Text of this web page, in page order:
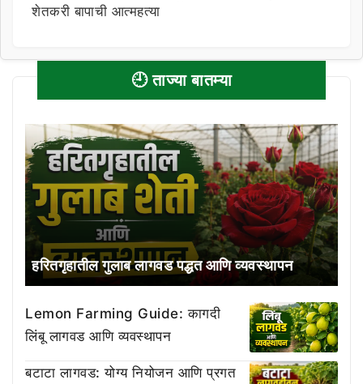
शेतकरी बापाची आत्महत्या
🕘 ताज्या बातम्या
हरितगृहातील गुलाब लागवड पद्धत आणि व्यवस्थापन
Lemon Farming Guide: कागदी
लिंबू लागवड आणि व्यवस्थापन
बटाटा लागवड: योग्य नियोजन आणि प्रगत